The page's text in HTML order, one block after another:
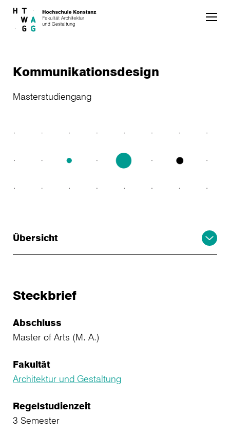
Skip to main content
Kommunikationsdesign
Masterstudiengang
Übersicht
Steckbrief
Abschluss
Master of Arts (M. A.)
Fakultät
Architektur und Gestaltung
Regelstudienzeit
3 Semester